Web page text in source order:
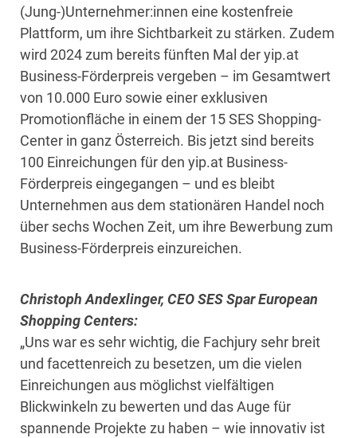
(Jung-)Unternehmer:innen eine kostenfreie
Plattform, um ihre Sichtbarkeit zu stärken. Zudem
wird 2024 zum bereits fünften Mal der yip.at
Business-Förderpreis vergeben – im Gesamtwert
von 10.000 Euro sowie einer exklusiven
Promotionfläche in einem der 15 SES Shopping-
Center in ganz Österreich. Bis jetzt sind bereits
100 Einreichungen für den yip.at Business-
Förderpreis eingegangen – und es bleibt
Unternehmen aus dem stationären Handel noch
über sechs Wochen Zeit, um ihre Bewerbung zum
Business-Förderpreis einzureichen.
Christoph Andexlinger, CEO SES Spar European
Shopping Centers:
„Uns war es sehr wichtig, die Fachjury sehr breit
und facettenreich zu besetzen, um die vielen
Einreichungen aus möglichst vielfältigen
Blickwinkeln zu bewerten und das Auge für
spannende Projekte zu haben – wie innovativ ist